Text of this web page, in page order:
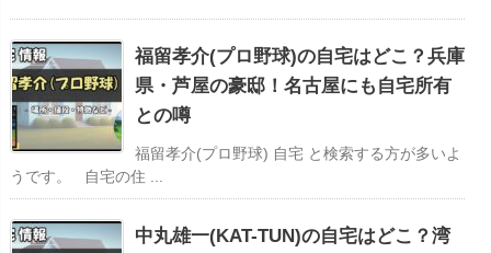
福留孝介(プロ野球)の自宅はどこ？兵庫
県・芦屋の豪邸！名古屋にも自宅所有
との噂
福留孝介(プロ野球) 自宅 と検索する方が多いよ
うです。 自宅の住 ...
中丸雄一(KAT-TUN)の自宅はどこ？湾